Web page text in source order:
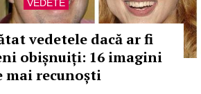
VEDETE
vedetele dacă ar fi
obișnuiți: 16 imagini
mai recunoști